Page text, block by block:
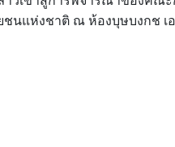
แห่งชาติ ณ ห้องบุษบงกช เอ